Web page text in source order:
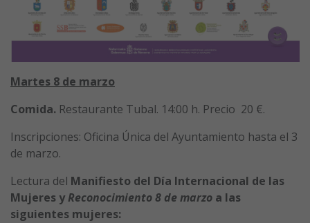
Martes 8 de marzo
Comida. Restaurante Tubal. 14:00 h. Precio 20 €.
Inscripciones: Oficina Única del Ayuntamiento hasta el 3
de marzo.
Lectura del Manifiesto del Día Internacional de las
Mujeres yReconocimiento 8 de marzo a las
siguientes mujeres: